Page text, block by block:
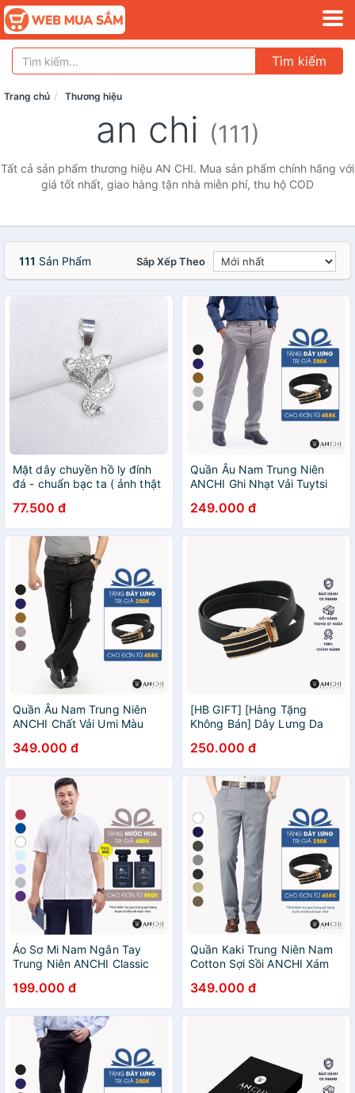
Tìm kiếm
Trang chủ Thương hiệu
an chi (111)
Tất cả sản phẩm thương hiệu AN CHI. Mua sản phẩm chính hãng với
giá tốt nhất, giao hàng tận nhà miễn phí, thu hộ COD
111 Sản Phẩm Sắp Xếp Theo
Mặt dây chuyền hồ ly đính
đá - chuẩn bạc ta ( ảnh thật
77.500 đ
Quần Âu Nam Trung Niên
ANCHI Ghi Nhạt Vải Tuytsi
Quà Tặng Bố
249.000 đ
Quần Âu Nam Trung Niên
ANCHI Chất Vải Umi Màu
Sở Cao Cấp
349.000 đ
[HB GIFT] [Hàng Tặng
Không Bán] Dây Lưng Da
ngẫu nhiên)
250.000 đ
Áo Sơ Mi Nam Ngắn Tay
Trung Niên ANCHI Classic
Cấp
199.000 đ
Quần Kaki Trung Niên Nam
Cotton Sợi Sồi ANCHI Xám
Cao Cấp
349.000 đ